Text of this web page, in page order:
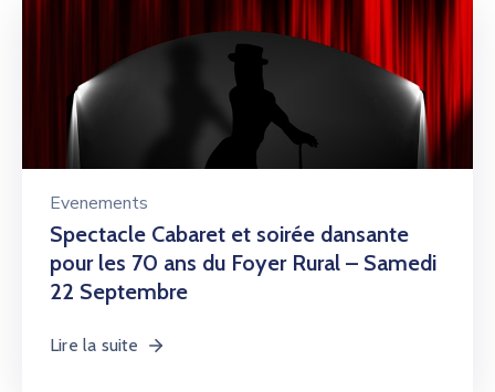
Evenements
Spectacle Cabaret et soirée dansante
pour les 70 ans du Foyer Rural – Samedi
22 Septembre
Lire la suite